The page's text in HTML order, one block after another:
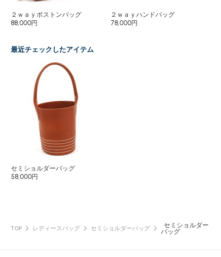
２ｗａｙボストンバッグ
88,000円
２ｗａｙハンドバッグ
78,000円
最近チェックしたアイテム
セミショルダーバッグ
58,000円
TOP レディースバッグ セミショルダーバッグ
セミショルダー
バッグ